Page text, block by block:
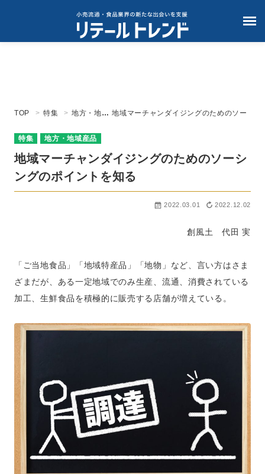
TOP 特集
地方・地域 地域マーチャンダイジングのためのソー
特集
地方・地域産品
地域マーチャンダイジングのためのソーシ
ングのポイントを知る
2022.03.01 2022.12.02
創風土 代田 実
「ご当地食品」「地域特産品」「地物」など、言い方はさま
ざまだが、ある一定地域でのみ生産、流通、消費されている
加工、生鮮食品を積極的に販売する店舗が増えている。